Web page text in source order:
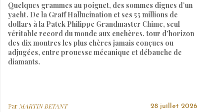
Quelques grammes au poignet, des sommes dignes d’un
yacht. De la Graff Hallucination et ses 55 millions de
dollars à la Patek Philippe Grandmaster Chime, seul
véritable record du monde aux enchères, tour d’horizon
des dix montres les plus chères jamais conçues ou
adjugées, entre prouesse mécanique et débauche de
diamants.
ParMARTIN BETANT 28 juillet 2026